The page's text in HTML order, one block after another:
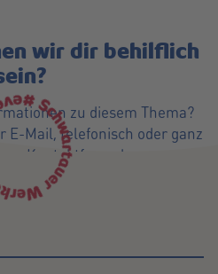
wir dir behilflich
zu diesem Thema?
E-Mail, telefonisch oder ganz
Kontaktformular.